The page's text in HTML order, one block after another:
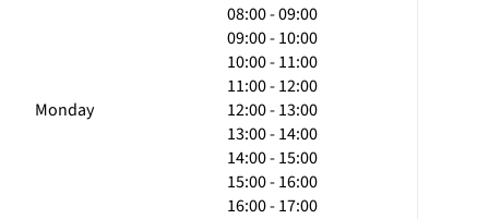
Monday
08:00 - 09:00
09:00 - 10:00
10:00 - 11:00
11:00 - 12:00
12:00 - 13:00
13:00 - 14:00
14:00 - 15:00
15:00 - 16:00
16:00 - 17:00